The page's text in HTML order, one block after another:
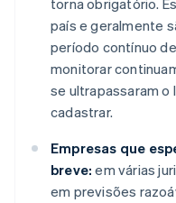
torna obrigatório.
país e geralmente
período contínuo
monitorar
se ultrapassaram o
cadastrar.
Empresas que
breve: em várias
em previsões